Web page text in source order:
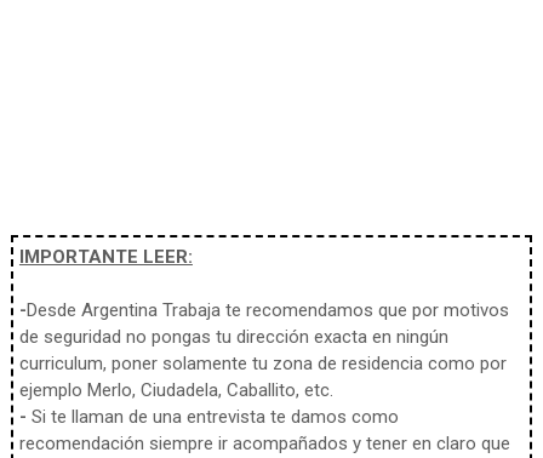
IMPORTANTE LEER:
-Desde Argentina Trabaja te recomendamos que por motivos
de seguridad no pongas tu dirección exacta en ningún
curriculum, poner solamente tu zona de residencia como por
ejemplo Merlo, Ciudadela, Caballito, etc.
- Si te llaman de una entrevista te damos como
recomendación siempre ir acompañados y tener en claro que